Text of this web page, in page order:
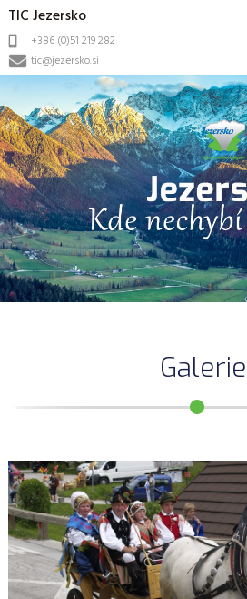
TIC Jezersko
+386 (0)51 219 282
tic@jezersko.si
Galerie